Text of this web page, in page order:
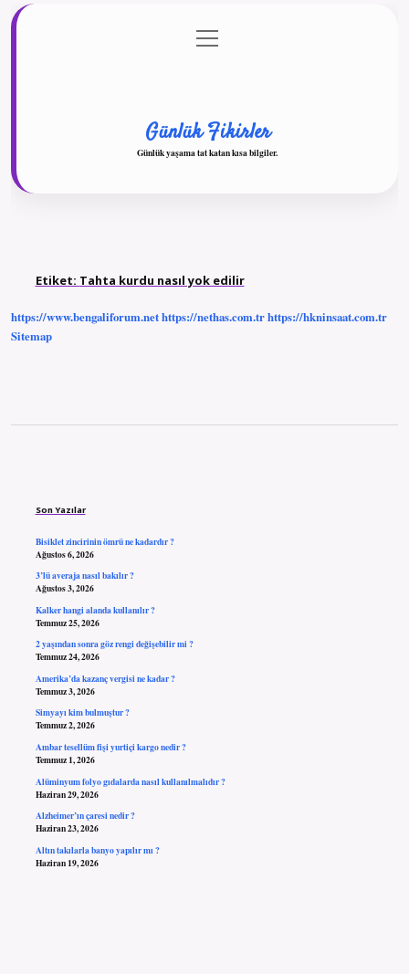
Gizlilik Politikası
menüyü
aç
Günlük Fikirler
Günlük yaşama tat katan kısa bilgiler.
Etiket: Tahta kurdu nasıl yok edilir
https://www.bengaliforum.nethttps://nethas.com.trhttps://hkninsaat.com.tr
Sitemap
Son Yazılar
Bisiklet zincirinin ömrü ne kadardır ?
Ağustos 6, 2026
3’lü averaja nasıl bakılır ?
Ağustos 3, 2026
Kalker hangi alanda kullanılır ?
Temmuz 25, 2026
2 yaşından sonra göz rengi değişebilir mi ?
Temmuz 24, 2026
Amerika’da kazanç vergisi ne kadar ?
Temmuz 3, 2026
Simyayı kim bulmuştur ?
Temmuz 2, 2026
Ambar tesellüm fişi yurtiçi kargo nedir ?
Temmuz 1, 2026
Alüminyum folyo gıdalarda nasıl kullanılmalıdır ?
Haziran 29, 2026
Alzheimer’ın çaresi nedir ?
Haziran 23, 2026
Altın takılarla banyo yapılır mı ?
Haziran 19, 2026